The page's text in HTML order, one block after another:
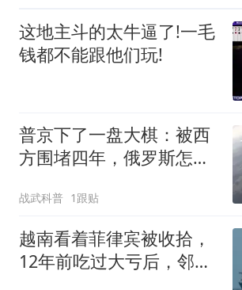
这地主斗的太牛逼了!一毛
钱都不能跟他们玩!
普京下了一盘大棋：被西
方围堵四年，俄罗斯怎么
战武科普 1跟贴
越南看着菲律宾被收拾，
12年前吃过大亏后，邻国